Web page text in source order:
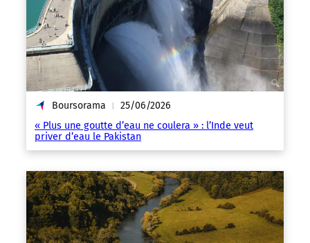
Boursorama | 25/06/2026
« Plus une goutte d’eau ne coulera » : l’Inde veut
priver d’eau le Pakistan